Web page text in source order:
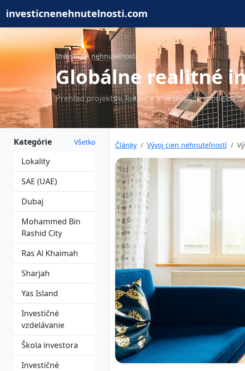
investicnenehnutelnosti.com
Investičné nehnuteľnosti
Globálne realitné
Prehľad projektov, lokalít a investičných modelov
Kategórie Všetko
Lokality
SAE (UAE)
Dubaj
Mohammed Bin
Rashid City
Ras Al Khaimah
Sharjah
Yas Island
Investičné
vzdelávanie
Škola investora
Investičné
Články Vývoj cien nehnuteľností